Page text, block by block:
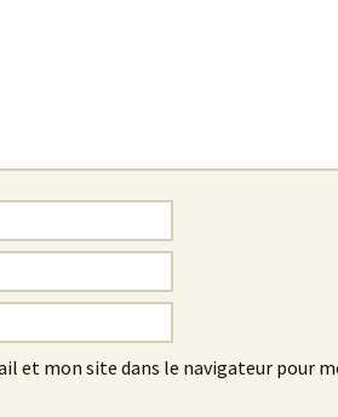
et mon site dans le navigateur pour